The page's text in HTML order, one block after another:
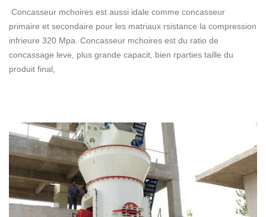
Concasseur mchoires est aussi idale comme concasseur
primaire et secondaire pour les matriaux rsistance la compression
infrieure 320 Mpa. Concasseur mchoires est du ratio de
concassage leve, plus grande capacit, bien rparties taille du
produit final,